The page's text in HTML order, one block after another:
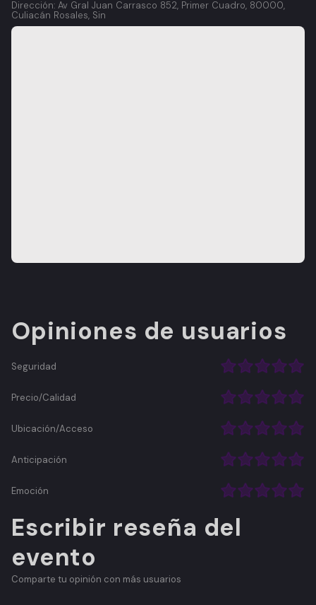
Dirección: Av Gral Juan Carrasco 852, Primer Cuadro, 80000,
Culiacán Rosales, Sin
Opiniones de usuarios
Seguridad
Precio/Calidad
Ubicación/Acceso
Anticipación
Emoción
Escribir reseña del
evento
Comparte tu opinión con más usuarios